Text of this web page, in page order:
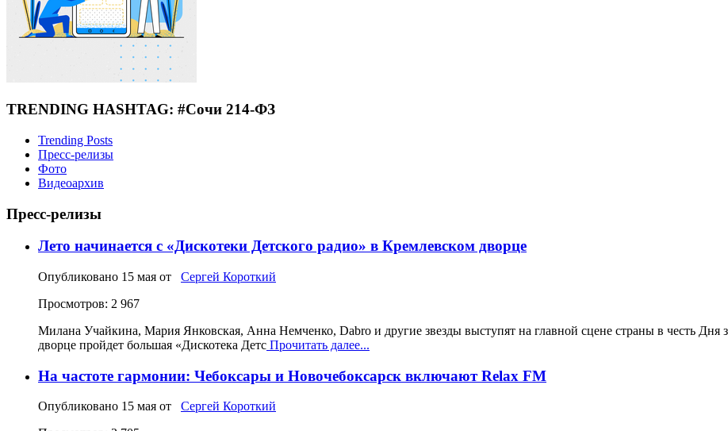
TRENDING HASHTAG: #Сочи 214-ФЗ
Trending Posts
Пресс-релизы
Фото
Видеоархив
Пресс-релизы
Лето начинается с «Дискотеки Детского радио» в Кремлевском дворце
Опубликовано 15 мая от Сергей Короткий
Просмотров: 2 967
Милана Учайкина, Мария Янковская, Анна Немченко, Dabro и другие звезды выступят на главной сцене страны в честь
дворце пройдет большая «Дискотека Детс Прочитать далее...
На частоте гармонии: Чебоксары и Новочебоксарск включают Relax FM
Опубликовано 15 мая от Сергей Короткий